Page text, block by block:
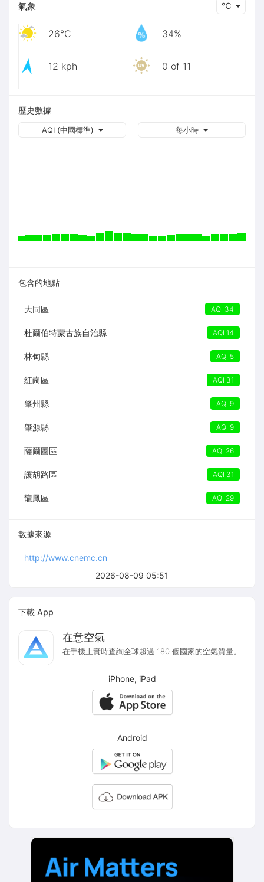
2026-08-09 05:51
氣象 ℃
26℃ 34%
12 kph 0 of 11
歷史數據
每小時
AQI (中國標準)
包含的地點
大同區 AQI 34
杜爾伯特蒙古族自治縣 AQI 14
林甸縣 AQI 5
紅崗區 AQI 31
肇州縣 AQI 9
肇源縣 AQI 9
薩爾圖區 AQI 26
讓胡路區 AQI 31
龍鳳區 AQI 29
數據來源
http://www.cnemc.cn
下載 App
在意空氣
在手機上實時查詢全球超過 180 個國家的空氣質量。
iPhone, iPad
Android